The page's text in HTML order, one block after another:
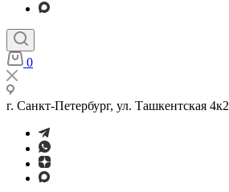
0
г. Санкт-Петербург, ул. Ташкентская 4к2